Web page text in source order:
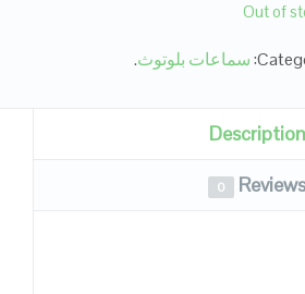
Out of
سماعات بلوتوث.
Description
Reviews
0